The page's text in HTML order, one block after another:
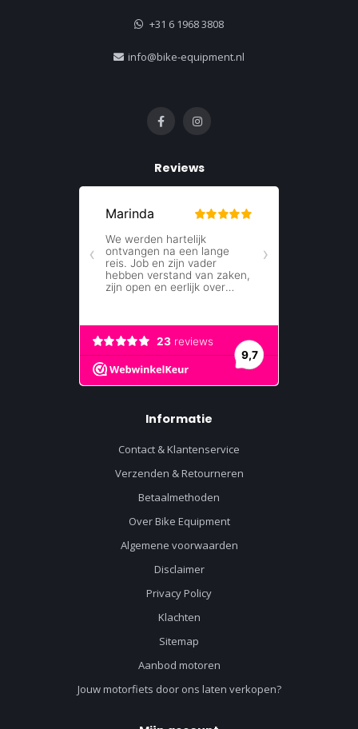
+31 6 1968 3808
info@bike-equipment.nl
Reviews
Informatie
Contact & Klantenservice
Verzenden & Retourneren
Betaalmethoden
Over Bike Equipment
Algemene voorwaarden
Disclaimer
Privacy Policy
Klachten
Sitemap
Aanbod motoren
Jouw motorfiets door ons laten verkopen?